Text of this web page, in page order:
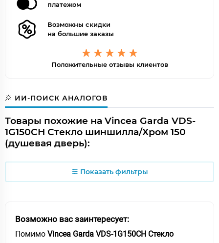
платежом
Возможны скидки
на большие заказы
Положительные отзывы клиентов
ИИ-ПОИСК АНАЛОГОВ
Товары похожие на Vincea Garda VDS-
1G150CH Стекло шиншилла/Хром 150
(душевая дверь):
Показать фильтры
Возможно вас заинтересует:
Помимо Vincea Garda VDS-1G150CH Стекло